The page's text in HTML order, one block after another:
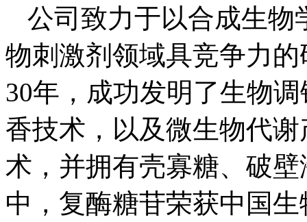
公司致力于以合成生物
物刺激剂领域具竞争力
30年，成功发明了生物
香技术，以及微生物代
术，并拥有壳寡糖、破
中，复酶糖苷荣获中国